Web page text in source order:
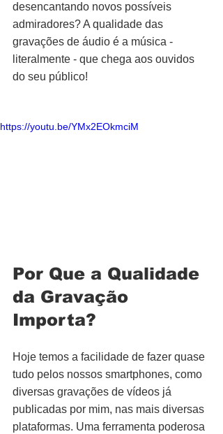
desencantando novos possíveis
admiradores? A qualidade das
gravações de áudio é a música -
literalmente - que chega aos ouvidos
do seu público!
https://youtu.be/YMx2EOkmciM
Por Que a Qualidade
da Gravação
Importa?
Hoje temos a facilidade de fazer quase
tudo pelos nossos smartphones, como
diversas gravações de vídeos já
publicadas por mim, nas mais diversas
plataformas. Uma ferramenta poderosa